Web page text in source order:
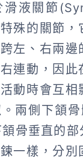
滑液關節
殊的關節，
左、右兩邊
連動， 因此
動時會互相
兩側下頷
骨垂直的部
一樣，分別